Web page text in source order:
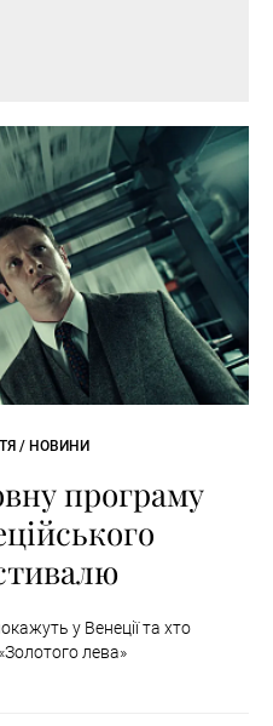
/ НОВИНИ
програму
у Венеції та хто
лева»